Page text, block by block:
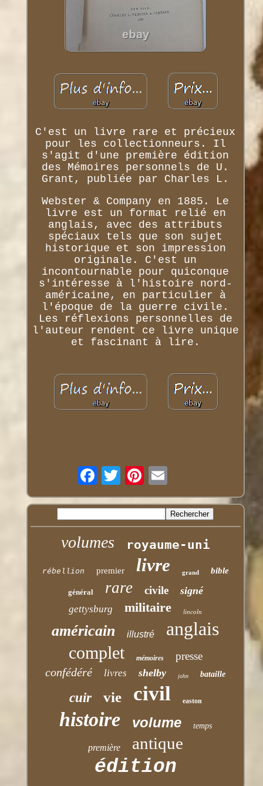
C'est un livre rare et précieux
pour les collectionneurs. Il
s'agit d'une première édition
des Mémoires personnels de U.
Grant, publiée par Charles L.
Webster & Company en 1885. Le
livre est un format relié en
anglais, avec des attributs
spéciaux tels que son sujet
historique et son impression
originale. C'est un
incontournable pour quiconque
s'intéresse à l'histoire nord-
américaine, en particulier à
l'époque de la guerre civile.
Les réflexions personnelles de
l'auteur rendent ce livre unique
et fascinant à lire.
volumes royaume-uni
rébellion premier livre grand bible
général rare civile signé
gettysburg militaire lincoln
américain illustré anglais
complet mémoires presse
confédéré livres shelby john bataille
cuir vie civil easton
histoire volume temps
première antique
édition